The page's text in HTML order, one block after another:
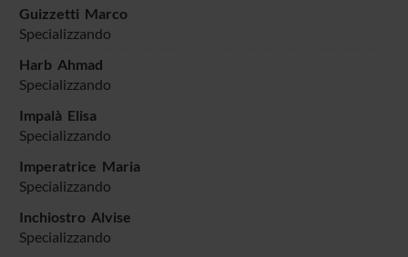
Guizzetti Marco
Specializzando
Harb Ahmad
Specializzando
Impalà Elisa
Specializzando
Imperatrice Maria
Specializzando
Inchiostro Alvise
Specializzando